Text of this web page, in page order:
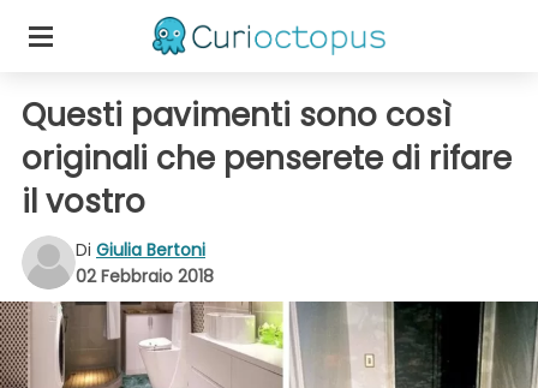
Questi pavimenti sono così
originali che penserete di rifare
il vostro
Di Giulia Bertoni
02 Febbraio 2018